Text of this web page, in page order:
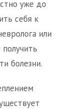
уже до
себя к
или
болезни.